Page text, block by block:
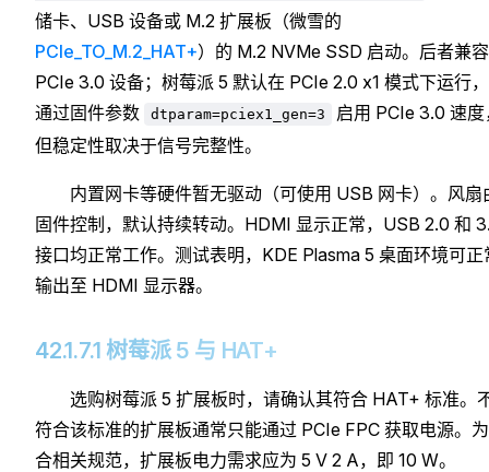
储卡、USB 设备或 M.2 扩展板（微雪的
PCIe_TO_M.2_HAT+）的 M.2 NVMe SSD 启动。后者兼容
PCIe 3.0 设备；树莓派 5 默认在 PCIe 2.0 x1 模式下运行
通过固件参数
dtparam=pciex1_gen=3
启用 PCIe 3.0 速度
但稳定性取决于信号完整性。
内置网卡等硬件暂无驱动（可使用 USB 网卡）。风扇
固件控制，默认持续转动。HDMI 显示正常，USB 2.0 和
接口均正常工作。测试表明，KDE Plasma 5 桌面环境可正
输出至 HDMI 显示器。
42.1.7.1 树莓派 5 与 HAT+
选购树莓派 5 扩展板时，请确认其符合 HAT+ 标准。
符合该标准的扩展板通常只能通过 PCIe FPC 获取电源。
合相关规范，扩展板电力需求应为 5 V 2 A，即 10 W。